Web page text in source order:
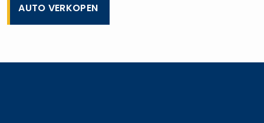
AUTO VERKOPEN